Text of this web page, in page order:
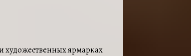
художественных ярмарках